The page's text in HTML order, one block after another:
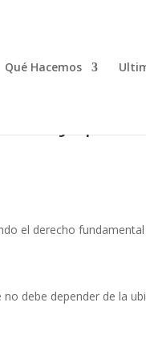
Qué Hacemos
el derecho
debe depender de la